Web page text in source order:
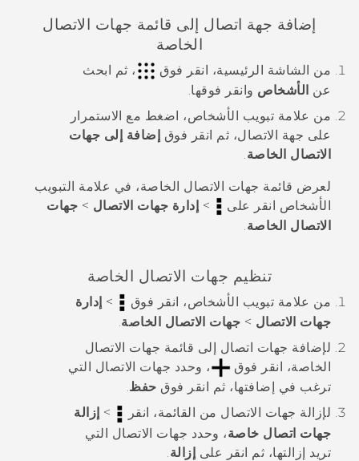
إضافة جهة اتصال إلى قائمة جهات الاتصال
الخاصة
من الشاشة الرئيسية، انقر فوق
، ثم ابحث
عن الأشخاص وانقر فوقها.
من علامة تبويب
الأشخاص، اضغط مع الاستمرار
على جهة الاتصال، ثم انقر فوق إضافة إلى جهات
الاتصال الخاصة.
لعرض قائمة جهات الاتصال الخاصة، في علامة التبويب
الأشخاص انقر على > إدارة جهات الاتصال > جهات
الاتصال الخاصة.
تنظيم جهات الاتصال الخاصة
من علامة تبويب الأشخاص، انقر فوق > إدارة
جهات الاتصال > جهات الاتصال الخاصة.
لإضافة جهات اتصال إلى قائمة جهات الاتصال
الخاصة، انقر فوق
، وحدد جهات الاتصال التي
ترغب في إضافتها، ثم انقر فوق حفظ.
لإزالة جهات الاتصال من القائمة، انقر
> إزالة
جهات اتصال خاصة، وحدد جهات الاتصال التي
تريد إزالتها، ثم انقر على إزالة